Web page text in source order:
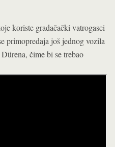
koriste gradačački vatrogasci
primopredaja još jednog vozila
čime bi se trebao